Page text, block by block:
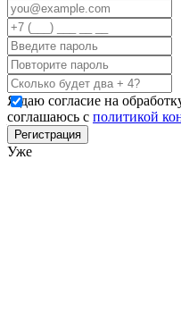
Я даю согласие на
соглашаюсь с политикой
Регистрация
Уже